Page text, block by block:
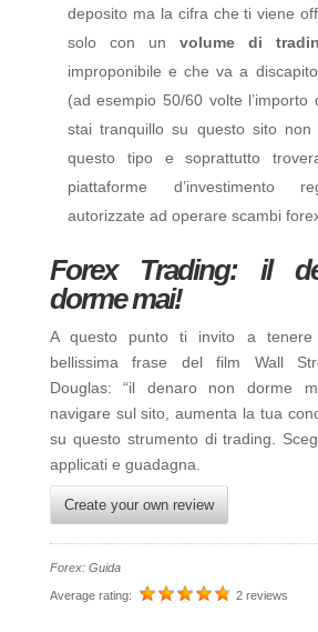
deposito ma la cifra che ti viene
solo con un volume di
improponibile e che va a
(ad esempio 50/60 volte l’importo
stai tranquillo su questo sito
questo tipo e soprattutto
piattaforme d’investimento
autorizzate ad operare scambi
Forex Trading: il
dorme mai!
A questo punto ti invito a tenere
bellissima frase del film Wall
Douglas: “il denaro non dorme
navigare sul sito, aumenta la tua
su questo strumento di trading.
applicati e guadagna.
Create your own review
Forex: Guida
Average rating: 2 reviews